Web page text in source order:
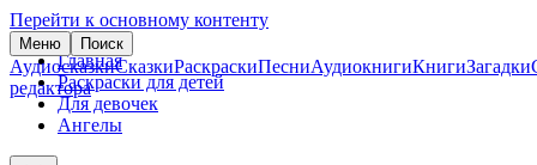
Перейти к основному контенту
Меню Поиск
АудиосказкиСказкиРаскраскиПесниАудиокнигиКнигиЗагадки
редактора
Главная
Раскраски для детей
Для девочек
Ангелы